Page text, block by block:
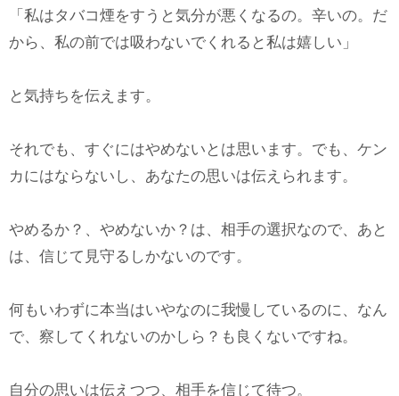
「私はタバコ煙をすうと気分が悪くなるの。辛いの。だ
から、私の前では吸わないでくれると私は嬉しい」
と気持ちを伝えます。
それでも、すぐにはやめないとは思います。でも、ケン
カにはならないし、あなたの思いは伝えられます。
やめるか？、やめないか？は、相手の選択なので、あと
は、信じて見守るしかないのです。
何もいわずに本当はいやなのに我慢しているのに、なん
で、察してくれないのかしら？も良くないですね。
自分の思いは伝えつつ、相手を信じて待つ。